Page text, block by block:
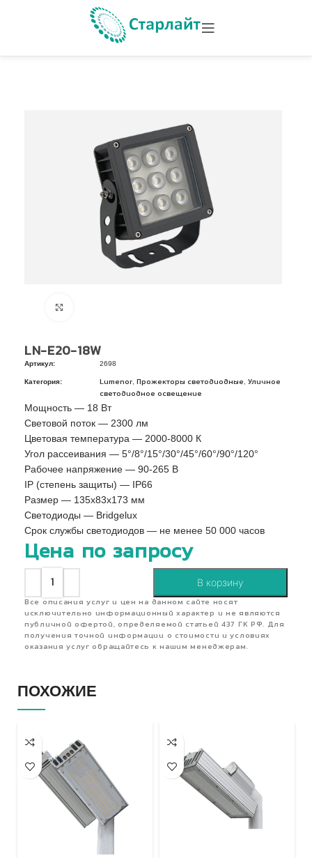
LN-E20-18W
Артикул: 2698
Категория: Lumenor Прожекторы светодиодные
Уличное
светодиодное освещение
Мощность — 18 Вт
Световой поток — 2300 лм
Цветовая температура — 2000-8000 К
Угол рассеивания — 5°/8°/15°/30°/45°/60°/90°/120°
Рабочее напряжение — 90-265 В
IP (степень защиты) — IP66
Pазмер — 135x83x173 мм
Светодиоды — Bridgelux
Срок службы светодиодов — не менее 50 000 часов
Цена по запросу
В корзину
Все описания услуг и цен на данном сайте носят
исключительно информационный характер и не являются
публичной офертой, определяемой статьей 437 ГК РФ. Для
получения точной информации о стоимости и условиях
оказания услуг обращайтесь к нашим менеджерам.
ПОХОЖИЕ